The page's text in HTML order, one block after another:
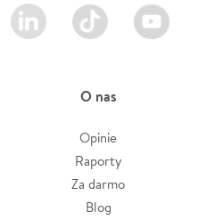
LinkedIn TikTok Youtube
O nas
Opinie
Raporty
Za darmo
Blog